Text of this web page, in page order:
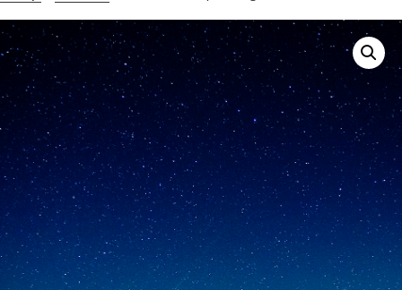
HOME
ÜBER MICH
DIE GALERIE
AKTUELLES
MEIN TEAM